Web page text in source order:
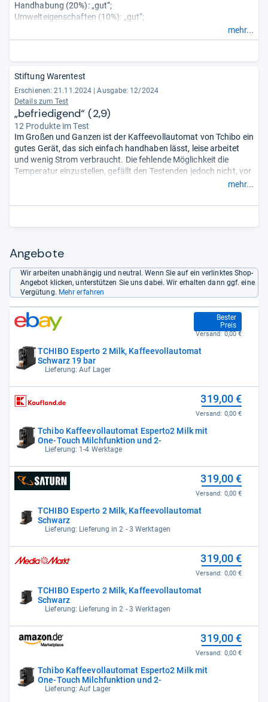
Handhabung (20%): „gut“;
Umwelteigenschaften (10%): „gut“;
Schadstoffe (5%): „gut“.
mehr...
Stiftung Warentest
Erschienen: 21.11.2024
Ausgabe: 12/2024
Details zum Test
„befriedigend“ (2,9)
12 Produkte im Test
Im Großen und Ganzen ist der Kaffeevollautomat von Tchibo ein
gutes Gerät, das sich einfach handhaben lässt, leise arbeitet
und wenig Strom verbraucht. Die fehlende Möglichkeit die
Temperatur einzustellen, gefällt den Testenden jedoch nicht, vor
Cappuccino fällt das Urteil etwas besser
mehr...
Angebote
Wir arbeiten unabhängig und neutral. Wenn Sie auf ein verlinktes Shop-
Angebot klicken, unterstützen Sie uns dabei. Wir erhalten dann ggf. eine
Vergütung. Mehr erfahren
TCHIBO Esperto 2 Milk, Kaffeevollautomat
Schwarz 19 bar
Lieferung: Auf Lager
Bester
Preis
299,00 €
Versand: 0,00 €
Tchibo Kaffeevollautomat Esperto2 Milk mit
One-Touch Milchfunktion und 2-
Lieferung: 1-4 Werktage
319,00 €
Versand: 0,00 €
TCHIBO Esperto 2 Milk, Kaffeevollautomat
Schwarz
Lieferung: Lieferung in 2 - 3 Werktagen
319,00 €
Versand: 0,00 €
TCHIBO Esperto 2 Milk, Kaffeevollautomat
Schwarz
Lieferung: Lieferung in 2 - 3 Werktagen
319,00 €
Versand: 0,00 €
Tchibo Kaffeevollautomat Esperto2 Milk mit
One-Touch Milchfunktion und 2-
Lieferung: Auf Lager
319,00 €
Versand: 0,00 €